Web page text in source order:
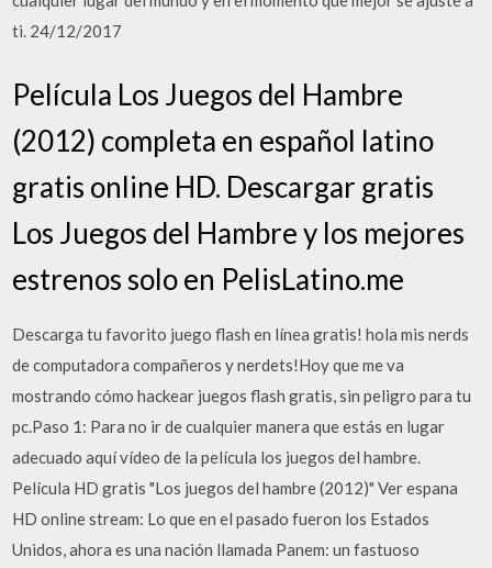
ti. 24/12/2017
Película Los Juegos del Hambre
(2012) completa en español latino
gratis online HD. Descargar gratis
Los Juegos del Hambre y los mejores
estrenos solo en PelisLatino.me
Descarga tu favorito juego flash en línea gratis! hola mis nerds
de computadora compañeros y nerdets!Hoy que me va
mostrando cómo hackear juegos flash gratis, sin peligro para tu
pc.Paso 1: Para no ir de cualquier manera que estás en lugar
adecuado aquí vídeo de la película los juegos del hambre.
Película HD gratis "Los juegos del hambre (2012)" Ver espana
HD online stream: Lo que en el pasado fueron los Estados
Unidos, ahora es una nación llamada Panem: un fastuoso